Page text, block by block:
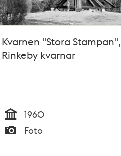
Kvarnen "Stora Stampan",
Rinkeby kvarnar
Tid
1960
Typ
Foto